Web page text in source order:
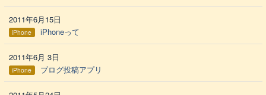
2011年6月15日
iPhone iPhoneって
2011年6月 3日
iPhone ブログ投稿アプリ